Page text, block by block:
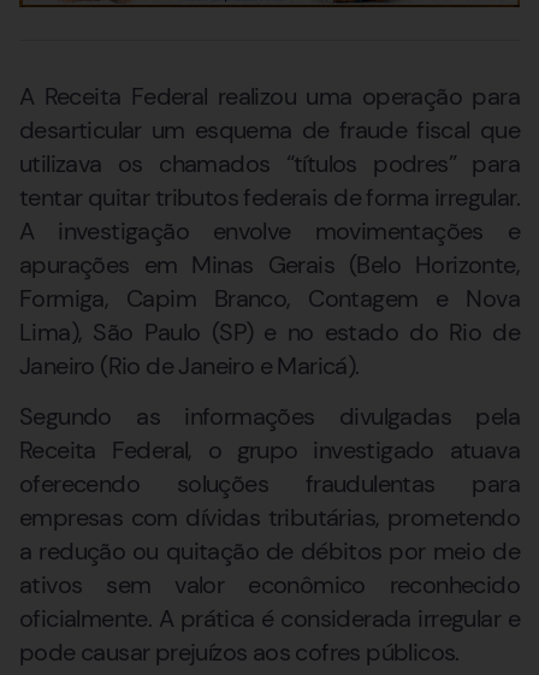
A Receita Federal realizou uma operação para
desarticular um esquema de fraude fiscal que
utilizava os chamados “títulos podres” para
tentar quitar tributos federais de forma irregular.
A investigação envolve movimentações e
apurações em Minas Gerais (Belo Horizonte,
Formiga, Capim Branco, Contagem e Nova
Lima), São Paulo (SP) e no estado do Rio de
Janeiro (Rio de Janeiro e Maricá).
Segundo as informações divulgadas pela
Receita Federal, o grupo investigado atuava
oferecendo soluções fraudulentas para
empresas com dívidas tributárias, prometendo
a redução ou quitação de débitos por meio de
ativos sem valor econômico reconhecido
oficialmente. A prática é considerada irregular e
pode causar prejuízos aos cofres públicos.